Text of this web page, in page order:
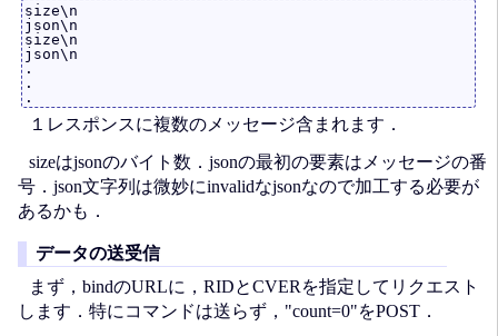
size\n
json\n
size\n
json\n
.
.
１レスポンスに複数のメッセージ含まれます．
sizeはjsonのバイト数．jsonの最初の要素はメッセージの番
号．json文字列は微妙にinvalidなjsonなので加工する必要が
あるかも．
データの送受信
まず，bindのURLに，RIDとCVERを指定してリクエスト
します．特にコマンドは送らず，"count=0"をPOST．